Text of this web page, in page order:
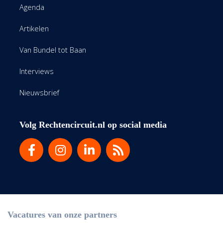
Agenda
Artikelen
Van Bundel tot Baan
Interviews
Nieuwsbrief
Volg Rechtencircuit.nl op social media
Vacatures van onze partners